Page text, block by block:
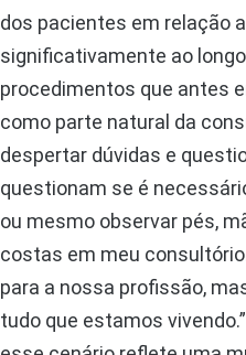
dos pacientes em relação
significativamente ao
procedimentos que antes
como parte natural da
despertar dúvidas e
questionam se é
ou mesmo observar pés,
costas em meu
para a nossa profissão,
tudo que estamos